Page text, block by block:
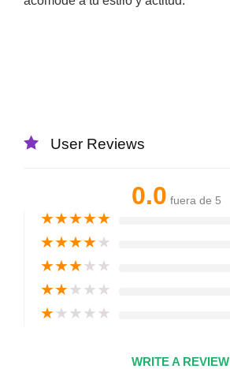
User Reviews
0.0 fuera de 5
★★★★★
★★★★★
★★★★★
★★★★★
★★★★★
WRITE A REVIEW